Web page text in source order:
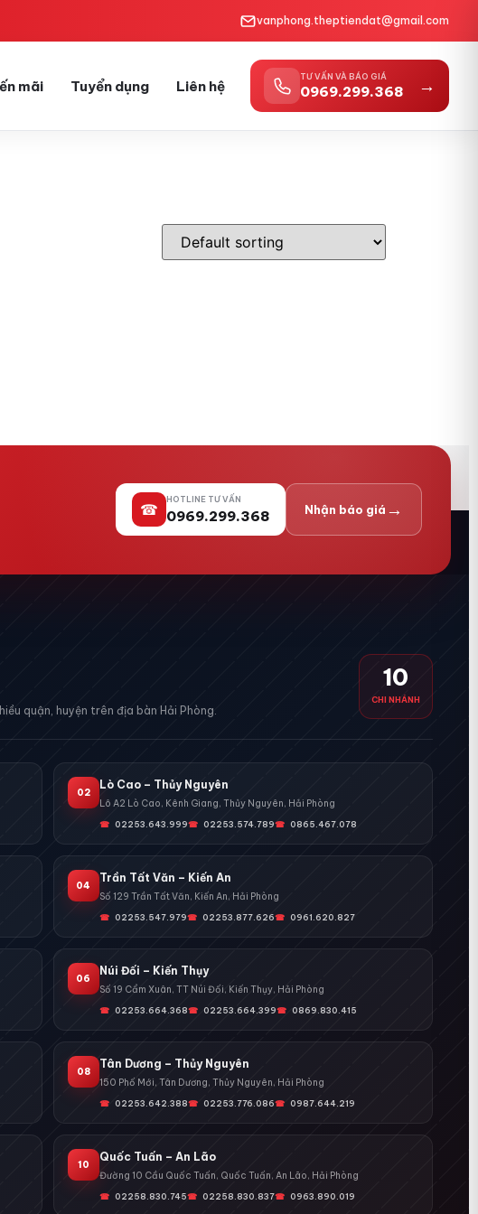
vanphong.theptiendat@gmail.com
mãi Tuyển dụng Liên hệ
TƯ VẤN VÀ BÁO GIÁ
0969.299.368 →
☎
HOTLINE TƯ VẤN
0969.299.368 Nhận báo giá →
quận, huyện trên địa bàn Hải Phòng.
10
CHI NHÁNH
02
Lò Cao – Thủy Nguyên
Lô A2 Lò Cao, Kênh Giang, Thủy Nguyên, Hải Phòng
02253.643.999 02253.574.789 0865.467.078
04
Trần Tất Văn – Kiến An
Số 129 Trần Tất Văn, Kiến An, Hải Phòng
02253.547.979 02253.877.626 0961.620.827
06
Núi Đối – Kiến Thụy
Số 19 Cẩm Xuân, TT Núi Đối, Kiến Thụy, Hải Phòng
02253.664.368 02253.664.399 0869.830.415
08
Tân Dương – Thủy Nguyên
150 Phố Mới, Tân Dương, Thủy Nguyên, Hải Phòng
02253.642.388 02253.776.086 0987.644.219
10
Quốc Tuấn – An Lão
Đường 10 Cầu Quốc Tuấn, Quốc Tuấn, An Lão, Hải Phòng
02258.830.745 02258.830.837 0963.890.019